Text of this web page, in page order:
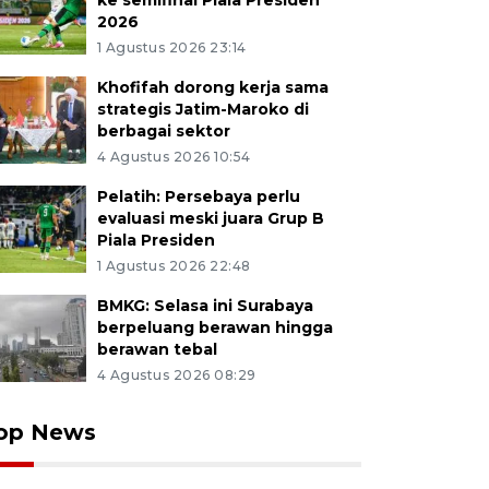
2026
1 Agustus 2026 23:14
Khofifah dorong kerja sama
strategis Jatim-Maroko di
berbagai sektor
4 Agustus 2026 10:54
Pelatih: Persebaya perlu
evaluasi meski juara Grup B
Piala Presiden
1 Agustus 2026 22:48
BMKG: Selasa ini Surabaya
berpeluang berawan hingga
berawan tebal
4 Agustus 2026 08:29
News